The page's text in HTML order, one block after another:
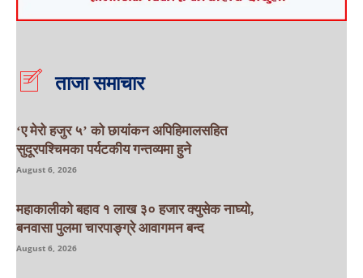
ताजा समाचार
‘ए मेरो हजुर ५’ को छायांकन अपिहिमालसहित
सुदूरपश्चिमका पर्यटकीय गन्तव्यमा हुने
August 6, 2026
महाकालीको बहाव १ लाख ३० हजार क्युसेक नाघ्यो,
बनवासा पुलमा चारपाङ्ग्रे आवागमन बन्द
August 6, 2026